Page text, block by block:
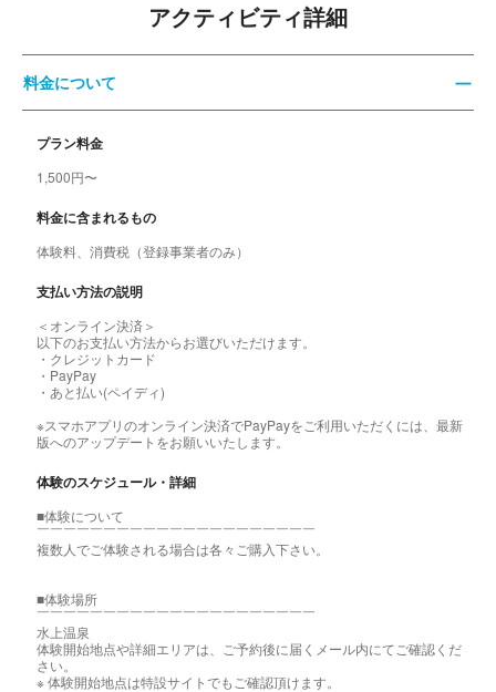
アクティビティ詳細
料金について
プラン料金
1,500円〜
料金に含まれるもの
体験料、消費税（登録事業者のみ）
支払い方法の説明
＜オンライン決済＞
以下のお支払い方法からお選びいただけます。
・クレジットカード
・PayPay
・あと払い(ペイディ)
※スマホアプリのオンライン決済でPayPayをご利用いただくには、最新
版へのアップデートをお願いいたします。
体験のスケジュール・詳細
■体験について
￣￣￣￣￣￣￣￣￣￣￣￣￣￣￣￣￣￣￣￣￣
複数人でご体験される場合は各々ご購入下さい。
■体験場所
￣￣￣￣￣￣￣￣￣￣￣￣￣￣￣￣￣￣￣￣￣
水上温泉
体験開始地点や詳細エリアは、ご予約後に届くメール内にてご確認くだ
さい。
※ 体験開始地点は特設サイトでもご確認頂けます。